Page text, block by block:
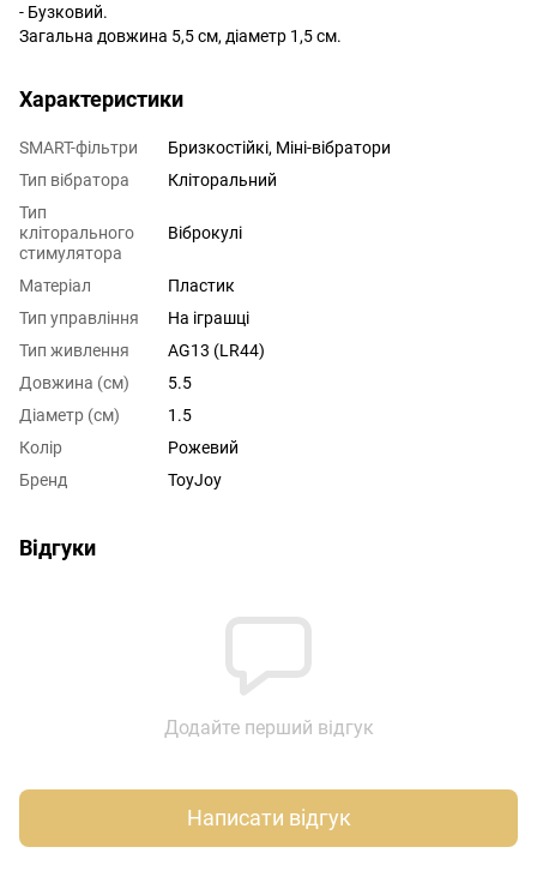
- Бузковий.
Загальна довжина 5,5 см, діаметр 1,5 см.
Характеристики
SMART-фільтри
Бризкостійкі, Міні-вібратори
Тип вібратора
Кліторальний
Тип
кліторального
стимулятора
Віброкулі
Матеріал
Пластик
Тип управління
На іграшці
Тип живлення
AG13 (LR44)
Довжина (см)
5.5
Діаметр (см)
1.5
Колір
Рожевий
Бренд
ToyJoy
Відгуки
Додайте перший відгук
Написати відгук